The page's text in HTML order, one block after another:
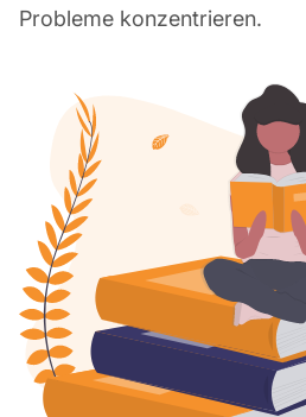
Probleme konzentrieren.